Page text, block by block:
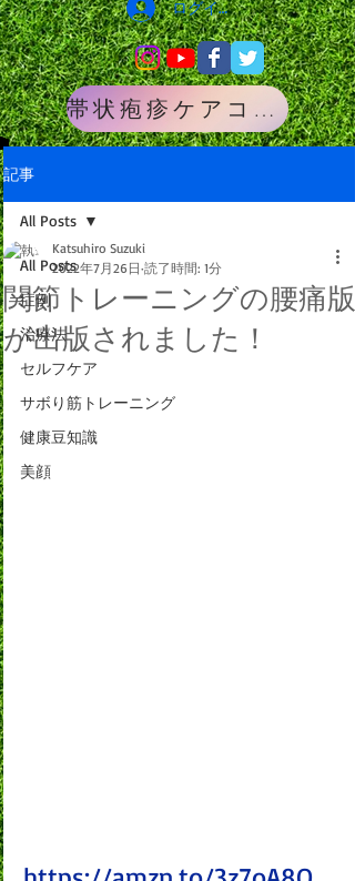
ログイン
帯状疱疹ケアコース
記事
All Posts
症例
治療法
セルフケア
サボり筋トレーニング
健康豆知識
美顔
All Posts
関節トレーニングの腰痛版
が出版されました！
Katsuhiro Suzuki
2022年7月26日 読了時間: 1分